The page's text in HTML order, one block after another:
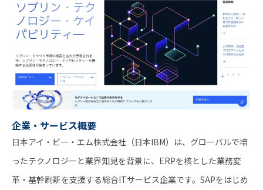
企業・サービス概要
日本アイ・ビー・エム株式会社（日本IBM）は、グローバルで培
ったテクノロジーと業界知見を背景に、ERPを核とした業務変
革・基幹刷新を支援する総合ITサービス企業です。SAPをはじめ